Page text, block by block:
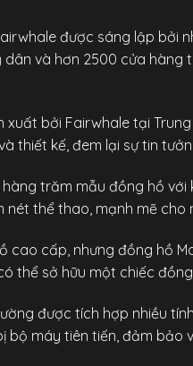
được sáng lập bởi
và hơn 2500 cửa hàng
xuất bởi Fairwhale tại
thiết kế, đem lại sự tin
trăm mẫu đồng hồ
thể thao, mạnh mẽ
cao cấp, nhưng đồng hồ
thể sở hữu một chiếc
được tích hợp nhiều
máy tiên tiến, đảm bảo